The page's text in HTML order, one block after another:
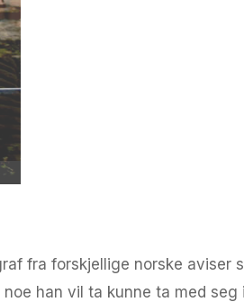
fra forskjellige norske aviser
han vil ta kunne ta med